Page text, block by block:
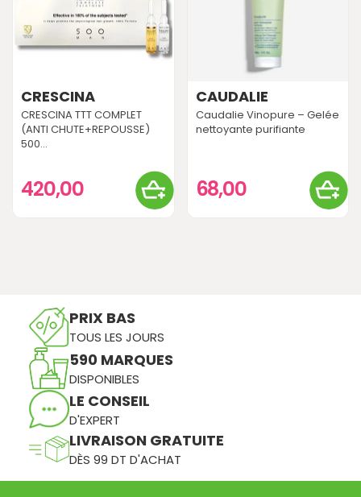
CRESCINA
CRESCINA TTT COMPLET
(ANTI CHUTE+REPOUSSE)
500...
420,00
CAUDALIE
Caudalie Vinopure – Gelée
nettoyante purifiante
68,00
PRIX BAS
TOUS LES JOURS
590 MARQUES
DISPONIBLES
LE CONSEIL
D'EXPERT
LIVRAISON GRATUITE
DÈS 99 DT D'ACHAT